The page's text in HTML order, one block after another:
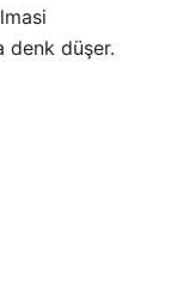
denk düşer.